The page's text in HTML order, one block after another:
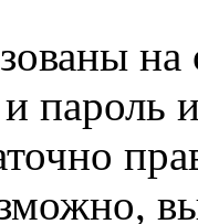
на
и пароль